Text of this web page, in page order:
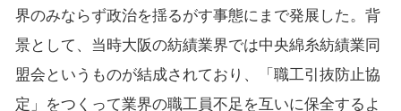
界のみならず政治を揺るがす事態にまで発展した。背
景として、当時大阪の紡績業界では中央綿糸紡績業同
盟会というものが結成されており、「職工引抜防止協
定」をつくって業界の職工員不足を互いに保全するよ